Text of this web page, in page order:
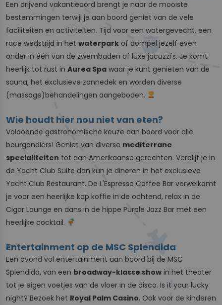
Een drijvend vakantieoord brengt je naar de mooiste
bestemmingen terwijl je aan boord geniet van de vele
faciliteiten en activiteiten. Tijd voor een watergevecht, een
race wedstrijd in het waterpark of dompel jezelf even
onder in één van de zwembaden of luxe jacuzzi's. Je komt
heerlijk tot rust in Aurea Spa waar je kunt genieten van de
sauna, het exclusieve zonnedek en worden diverse
(massage)behandelingen aangeboden.
Wie houdt hier nou niet van eten?
Voldoende gastronomische keuze aan boord voor alle
bourgondiërs! Geniet van diverse mediterrane
specialiteiten tot aan Amerikaanse gerechten. Verblijf je in
de Yacht Club Suite dan kun je dineren in het exclusieve
Yacht Club Restaurant. De L'Espresso Coffee Bar verwelkomt
je voor een heerlijke kop koffie in de ochtend, relax in de
Cigar Lounge en dans in de hippe Purple Jazz Bar met een
heerlijke cocktail.
Entertainment op de MSC Splendida
Een avond vol entertainment aan boord bij de MSC
Splendida, van een broadway-klasse show in het theater
tot je eigen voetjes van de vloer in de disco. Is it your lucky
night? Bezoek het Royal Palm Casino. Ook voor de kinderen